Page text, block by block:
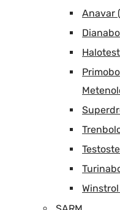
Anavar